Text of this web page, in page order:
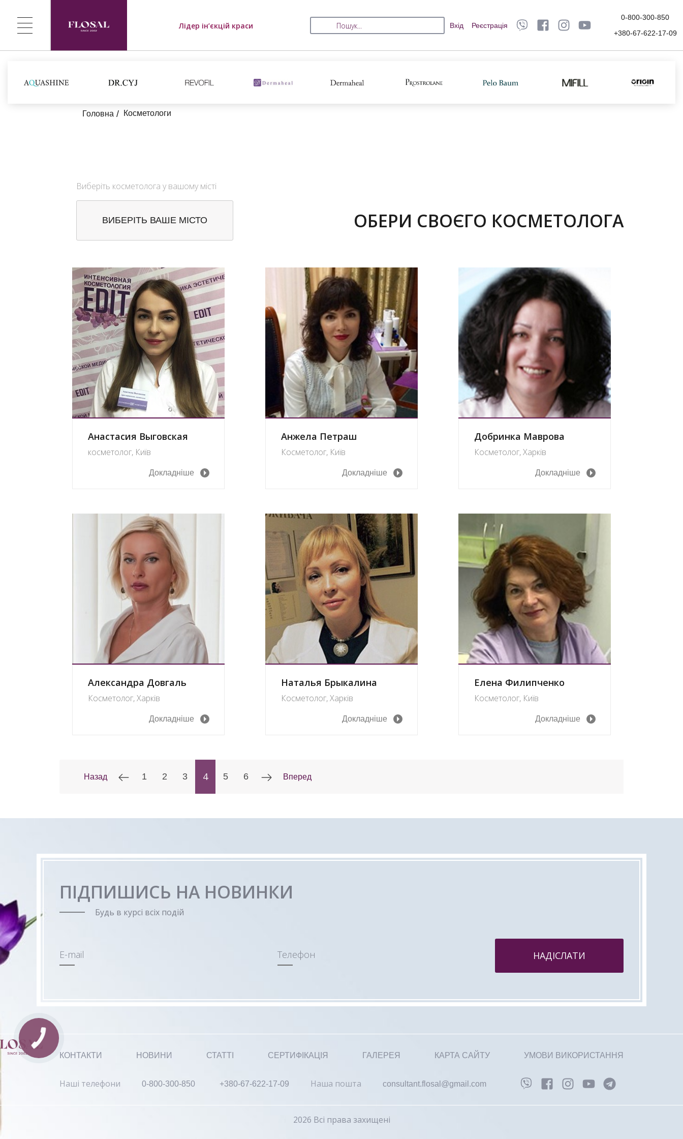
Лідер ін’єкцій краси Вхід Реєстрація
0-800-300-850
+380-67-622-17-09
Головна Косметологи
Виберіть косметолога у вашому місті
ВИБЕРІТЬ ВАШЕ МІСТО ОБЕРИ СВОЄГО КОСМЕТОЛОГА
Анастасия Выговская
косметолог, Київ
Докладніше
Анжела Петраш
Косметолог, Київ
Докладніше
Добринка Маврова
Косметолог, Харків
Докладніше
Александра Довгаль
Косметолог, Харків
Докладніше
Наталья Брыкалина
Косметолог, Харків
Докладніше
Елена Филипченко
Косметолог, Київ
Докладніше
Назад 1 2 3 4 5 6 Вперед
ПІДПИШИСЬ НА НОВИНКИ
Будь в курсі всіх подій
E-mail Телефон НАДІСЛАТИ
КОНТАКТИ НОВИНИ СТАТТІ СЕРТИФІКАЦІЯ ГАЛЕРЕЯ КАРТА САЙТУ УМОВИ ВИКОРИСТАННЯ
Наші телефони 0-800-300-850 +380-67-622-17-09 Наша пошта consultant.flosal@gmail.com
2026 Всі права захищені